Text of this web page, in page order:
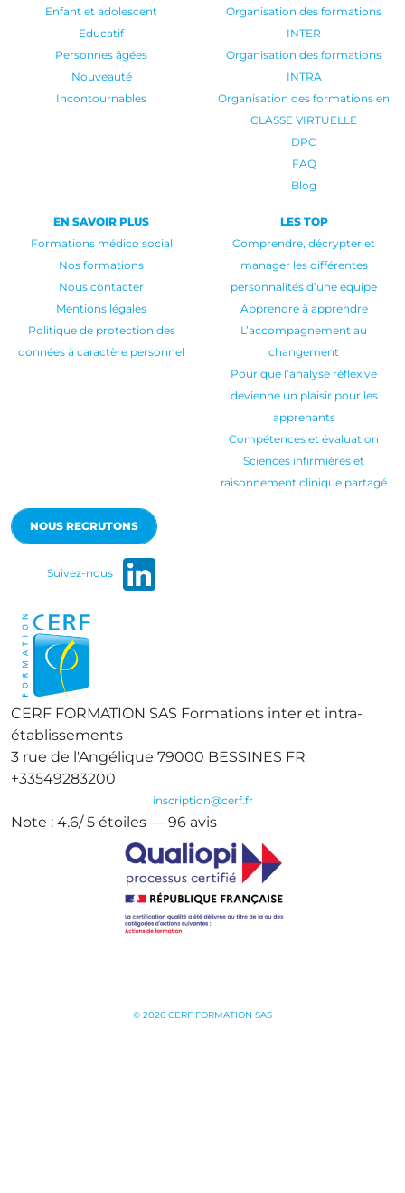
Enfant et adolescent
Educatif
Personnes âgées
Nouveauté
Incontournables
Organisation des formations
INTER
Organisation des formations
INTRA
Organisation des formations en
CLASSE VIRTUELLE
DPC
FAQ
Blog
EN SAVOIR PLUS
Formations médico social
Nos formations
Nous contacter
Mentions légales
Politique de protection des
données à caractère personnel
LES TOP
Comprendre, décrypter et
manager les différentes
personnalités d’une équipe
Apprendre à apprendre
L’accompagnement au
changement
Pour que l’analyse réflexive
devienne un plaisir pour les
apprenants
Compétences et évaluation
Sciences infirmières et
raisonnement clinique partagé
NOUS RECRUTONS
Suivez-nous
CERF FORMATION SAS Formations inter et intra-
établissements
3 rue de l'Angélique 79000 BESSINES FR
+33549283200
inscription@cerf.fr
Note : 4.6/5 étoiles — 96 avis
© 2026 CERF FORMATION SAS